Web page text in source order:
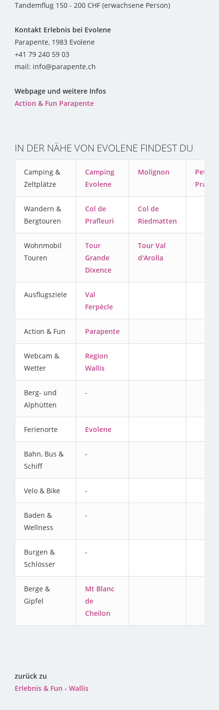
Tandemflug 150 - 200 CHF (erwachsene Person)
Kontakt Erlebnis bei Evolene
Parapente, 1983 Evolene
+41 79 240 59 03
mail: info@parapente.ch
Webpage und weitere Infos
Action & Fun Parapente
IN DER NÄHE VON EVOLENE FINDEST DU
Camping &
Zeltplätze
Camping
Evolene
Molignon
Petit
Praz
Wandern &
Bergtouren
Col de
Prafleuri
Col de
Riedmatten
Wohnmobil
Touren
Tour
Grande
Dixence
Tour Val
d'Arolla
Ausflugsziele
Val
Ferpècle
Action & Fun Parapente
Webcam &
Wetter
Region
Wallis
Berg- und
Alphütten
-
Ferienorte Evolene
Bahn, Bus &
Schiff
-
Velo & Bike -
Baden &
Wellness
-
Burgen &
Schlösser
-
Berge &
Gipfel
Mt Blanc
de
Cheilon
zurück zu
Erlebnis & Fun - Wallis